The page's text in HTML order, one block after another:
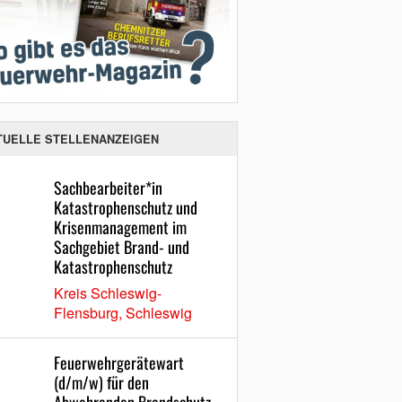
STELLENANZEIGEN
Sachbearbeiter*in
Katastrophenschutz und
Krisenmanagement im
Sachgebiet Brand- und
Katastrophenschutz
Kreis Schleswig-
Flensburg, Schleswig
Feuerwehrgerätewart
(d/m/w) für den